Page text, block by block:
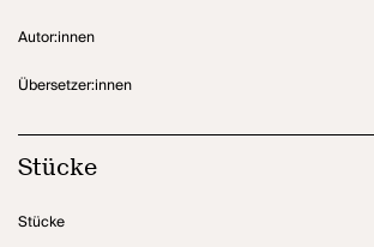
Autor:innen
Übersetzer:innen
Stücke
Stücke